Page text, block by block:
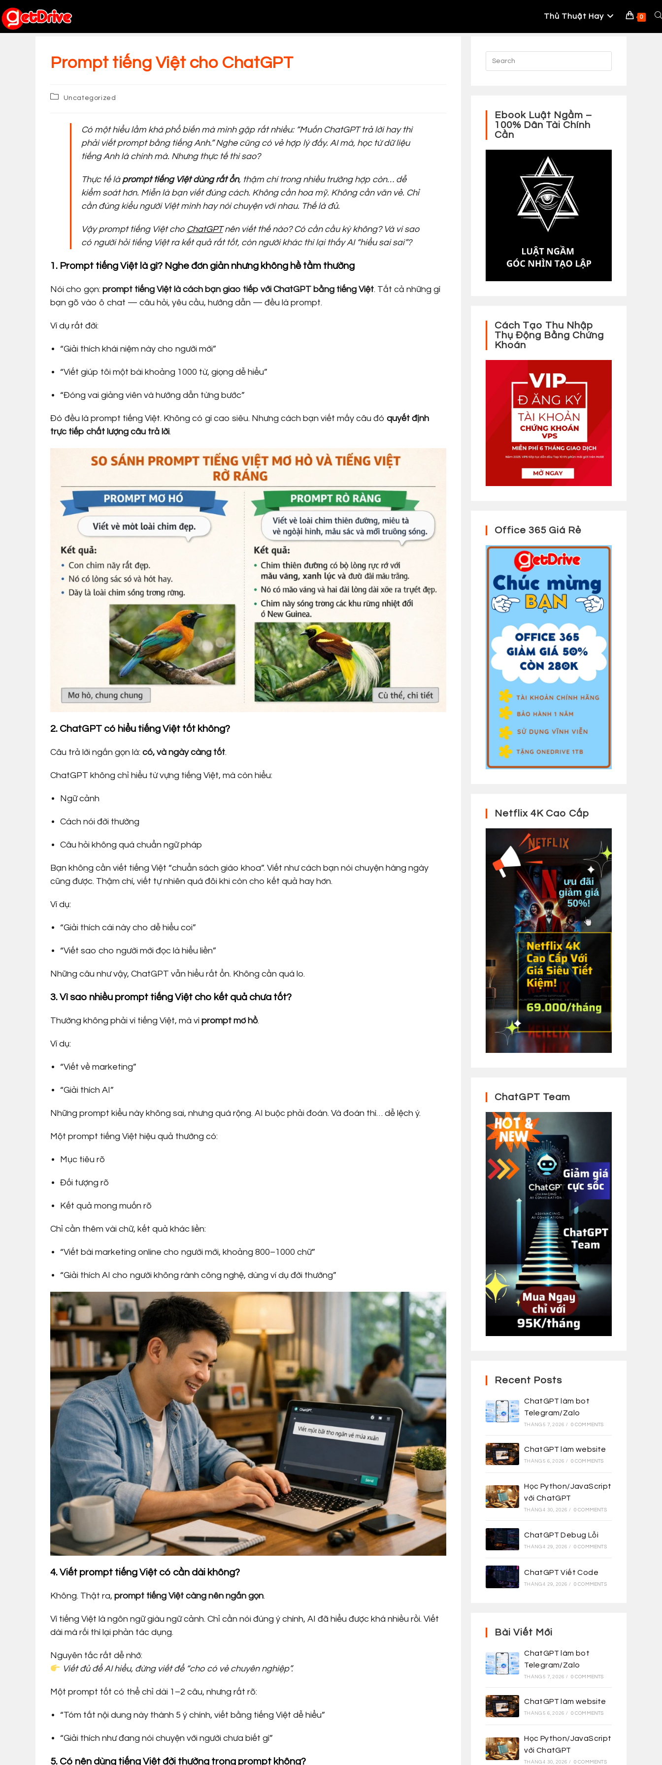
to
content
Thủ Thuật Hay 0
Prompt tiếng Việt cho ChatGPT
PostUncategorized
Có một hiểu lầm khá phổ biến mà mình gặp rất nhiều: “Muốn ChatGPT trả lời hay thì
phải viết prompt bằng tiếng Anh.”Nghe cũng có vẻ hợp lý đấy. AI mà, học từ dữ liệu
tiếng Anh là chính mà. Nhưng thực tế thì sao?
Thực tế là prompt tiếng Việt dùng rất ổn, thậm chí trong nhiều trường hợp còn… dễ
kiểm soát hơn. Miễn là bạn viết đúng cách. Không cần hoa mỹ. Không cần văn vẻ. Chỉ
cần đúng kiểu người Việt mình hay nói chuyện với nhau. Thế là đủ.
Vậy prompt tiếng Việt cho ChatGPTnên viết thế nào? Có cần cầu kỳ không? Và vì sao
có người hỏi tiếng Việt ra kết quả rất tốt, còn người khác thì lại thấy AI “hiểu sai sai”?
1. Prompt tiếng Việt là gì? Nghe đơn giản nhưng không hề tầm thường
Nói cho gọn: prompt tiếng Việt là cách bạn giao tiếp với ChatGPT bằng tiếng Việt. Tất cả những gì
bạn gõ vào ô chat — câu hỏi, yêu cầu, hướng dẫn — đều là prompt.
Ví dụ rất đời:
“Giải thích khái niệm này cho người mới”
“Viết giúp tôi một bài khoảng 1000 từ, giọng dễ hiểu”
“Đóng vai giảng viên và hướng dẫn từng bước”
Đó đều là prompt tiếng Việt. Không có gì cao siêu. Nhưng cách bạn viết mấy câu đó quyết định
trực tiếp chất lượng câu trả lời.
2. ChatGPT có hiểu tiếng Việt tốt không?
Câu trả lời ngắn gọn là: có, và ngày càng tốt.
ChatGPT không chỉ hiểu từ vựng tiếng Việt, mà còn hiểu:
Ngữ cảnh
Cách nói đời thường
Câu hỏi không quá chuẩn ngữ pháp
Bạn không cần viết tiếng Việt “chuẩn sách giáo khoa”. Viết như cách bạn nói chuyện hàng ngày
cũng được. Thậm chí, viết tự nhiên quá đôi khi còn cho kết quả hay hơn.
Ví dụ:
“Giải thích cái này cho dễ hiểu coi”
“Viết sao cho người mới đọc là hiểu liền”
Những câu như vậy, ChatGPT vẫn hiểu rất ổn. Không cần quá lo.
3. Vì sao nhiều prompt tiếng Việt cho kết quả chưa tốt?
Thường không phải vì tiếng Việt, mà vì prompt mơ hồ.
Ví dụ:
“Viết về marketing”
“Giải thích AI”
Những prompt kiểu này không sai, nhưng quá rộng. AI buộc phải đoán. Và đoán thì… dễ lệch ý.
Một prompt tiếng Việt hiệu quả thường có:
Mục tiêu rõ
Đối tượng rõ
Kết quả mong muốn rõ
Chỉ cần thêm vài chữ, kết quả khác liền:
“Viết bài marketing online cho người mới, khoảng 800–1000 chữ”
“Giải thích AI cho người không rành công nghệ, dùng ví dụ đời thường”
4. Viết prompt tiếng Việt có cần dài không?
Không. Thật ra, prompt tiếng Việt càng nên ngắn gọn.
Vì tiếng Việt là ngôn ngữ giàu ngữ cảnh. Chỉ cần nói đúng ý chính, AI đã hiểu được khá nhiều rồi. Viết
dài mà rối thì lại phản tác dụng.
Nguyên tắc rất dễ nhớ:
Viết đủ để AI hiểu, đừng viết để “cho có vẻ chuyên nghiệp”.
Một prompt tốt có thể chỉ dài 1–2 câu, nhưng rất rõ:
“Tóm tắt nội dung này thành 5 ý chính, viết bằng tiếng Việt dễ hiểu”
“Giải thích như đang nói chuyện với người chưa biết gì”
5. Có nên dùng tiếng Việt đời thường trong prompt không?
Ebook Luật Ngầm –
100% Dân Tài Chính
Cần
Cách Tạo Thu Nhập
Thụ Động Bằng Chứng
Khoán
Office 365 Giá Rẻ
Netflix 4K Cao Cấp
ChatGPT Team
Recent Posts
ChatGPT làm bot
Telegram/Zalo
THÁNG 5 7, 2026 / 0 COMMENTS
ChatGPT làm website
THÁNG 5 6, 2026 / 0 COMMENTS
Học Python/JavaScript
với ChatGPT
THÁNG 4 30, 2026 / 0 COMMENTS
ChatGPT Debug Lỗi
THÁNG 4 29, 2026 / 0 COMMENTS
ChatGPT Viết Code
THÁNG 4 29, 2026 / 0 COMMENTS
Bài Viết Mới
ChatGPT làm bot
Telegram/Zalo
THÁNG 5 7, 2026 / 0 COMMENTS
ChatGPT làm website
THÁNG 5 6, 2026 / 0 COMMENTS
Học Python/JavaScript
với ChatGPT
THÁNG 4 30, 2026 / 0 COMMENTS